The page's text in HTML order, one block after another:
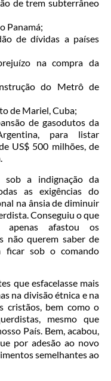
de trem subterrâneo
Panamá;
de dívidas a países
na compra da
do Metrô de
de Mariel, Cuba;
de gasodutos da
para listar
US$ 500 milhões, de
a indignação da
as exigências do
na ânsia de diminuir
Conseguiu o que
apenas afastou os
não querem saber de
ficar sob o comando
que esfacelasse mais
na divisão étnica e na
cristãos, bem como o
mesmo que
País. Bem, acabou,
por adesão ao novo
semelhantes ao